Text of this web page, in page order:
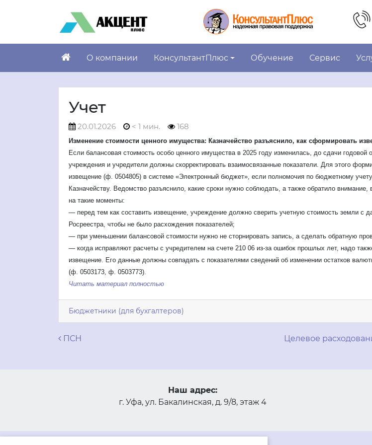
О компании КонсультантПлюс Обучение Сервис
Учет
20.01.2026 < 1 мин. 168
Изменение стоимости ценного имущества: Казначейство разъяснило, как сформировать
Если балансовая стоимость особо ценного имущества в 2025 году изменилась, до сдачи годовой
учреждения и учредители должны скорректировать взаимосвязанные показатели. Для этого
извещение (ф. 0504805) в системе «Электронный бюджет», если полномочия по бюджетному
Казначейству. Ведомство разъяснило, какие сроки нужно соблюдать, а также обратило внимание,
на такие моменты:
— перед тем как составить извещение, учреждение должно сверить учетную стоимость земли с
Росреестра, чтобы не было расхождения показателей;
— при уменьшении балансовой стоимости нужно не сторнировать запись, а сделать обратную
— когда исправляют расчеты с учредителем на счете 210 06 из-за ошибок прошлых лет, надо
извещение. Его данные должны совпадать с показателями сведений об изменении остатков
(ф. 0503173, ф. 0503773).
Читать материал полностью
Бюджетники (для бухгалтеров)
Навигация по записям
ПСН Целевое
Наш адрес:
г. Уфа, ул. Бакалинская, д. 9/8, этаж 4